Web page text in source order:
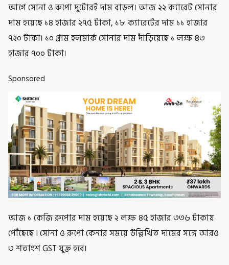
আগে সোনা ও রুপো দুটোরই দাম বাড়ল। আজ ২২ ক্যারেট সোনার
দাম হয়েছে ১৪ হাজার ২৭৫ টাকা, ১৮ ক্যারেটের দাম ১১ হাজার
৭২০ টাকা। ১০ গ্রাম হলমার্ক সোনার দাম দাঁড়িয়েছে ১ লক্ষ ৪৩
হাজার ৭০০ টাকা।
Sponsored
আজ ১ কেজি রুপোর দাম হয়েছে ২ লক্ষ ৪৫ হাজার ৩৩৬ টাকায়
পৌঁছেছে ৷ সোনা ও রুপো কেনার সময়ে উল্লিখিত দামের সঙ্গে আরও
৩ শতাংশ GST যুক্ত হবে।